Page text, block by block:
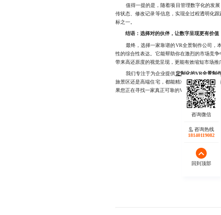
值得一提的是，随着项目管理数字化的发展
传状态、修改记录等信息，实现全过程透明化
标之一。
结语：选择对的伙伴，让数字呈现更有价值
最终，选择一家靠谱的VR全景制作公司，本
性的综合性表达。它能帮助你在激烈的市场竞
带来高还原度的视觉呈现，更能有效缩短市场
我们专注于为企业提供定制化的VR全景制
旅景区还是高端住宅，都能精准匹配客户需求
果您正在寻找一家真正可靠的VR全景制作公司
咨询热线
18140119082
回到顶部